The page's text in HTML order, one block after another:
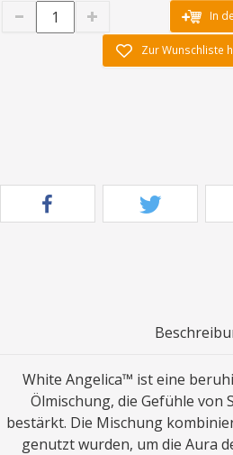
In
Zur Wunschliste
White Angelica™ ist eine
Ölmischung, die Gefühle von
bestärkt. Die Mischung
genutzt wurden, um die Aura